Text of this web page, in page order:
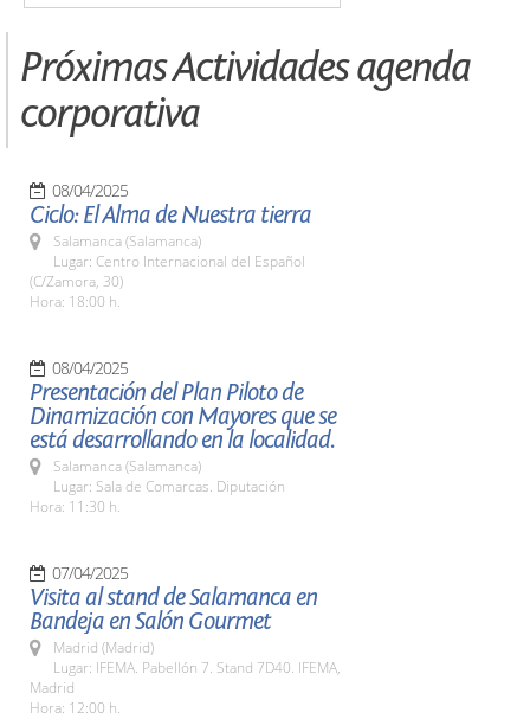
Próximas Actividades agenda
corporativa
08/04/2025
Ciclo: El Alma de Nuestra tierra
Salamanca (Salamanca)
Lugar: Centro Internacional del Español
(C/Zamora, 30)
Hora: 18:00 h.
08/04/2025
Presentación del Plan Piloto de
Dinamización con Mayores que se
está desarrollando en la localidad.
Salamanca (Salamanca)
Lugar: Sala de Comarcas. Diputación
Hora: 11:30 h.
07/04/2025
Visita al stand de Salamanca en
Bandeja en Salón Gourmet
Madrid (Madrid)
Lugar: IFEMA. Pabellón 7. Stand 7D40. IFEMA,
Madrid
Hora: 12:00 h.